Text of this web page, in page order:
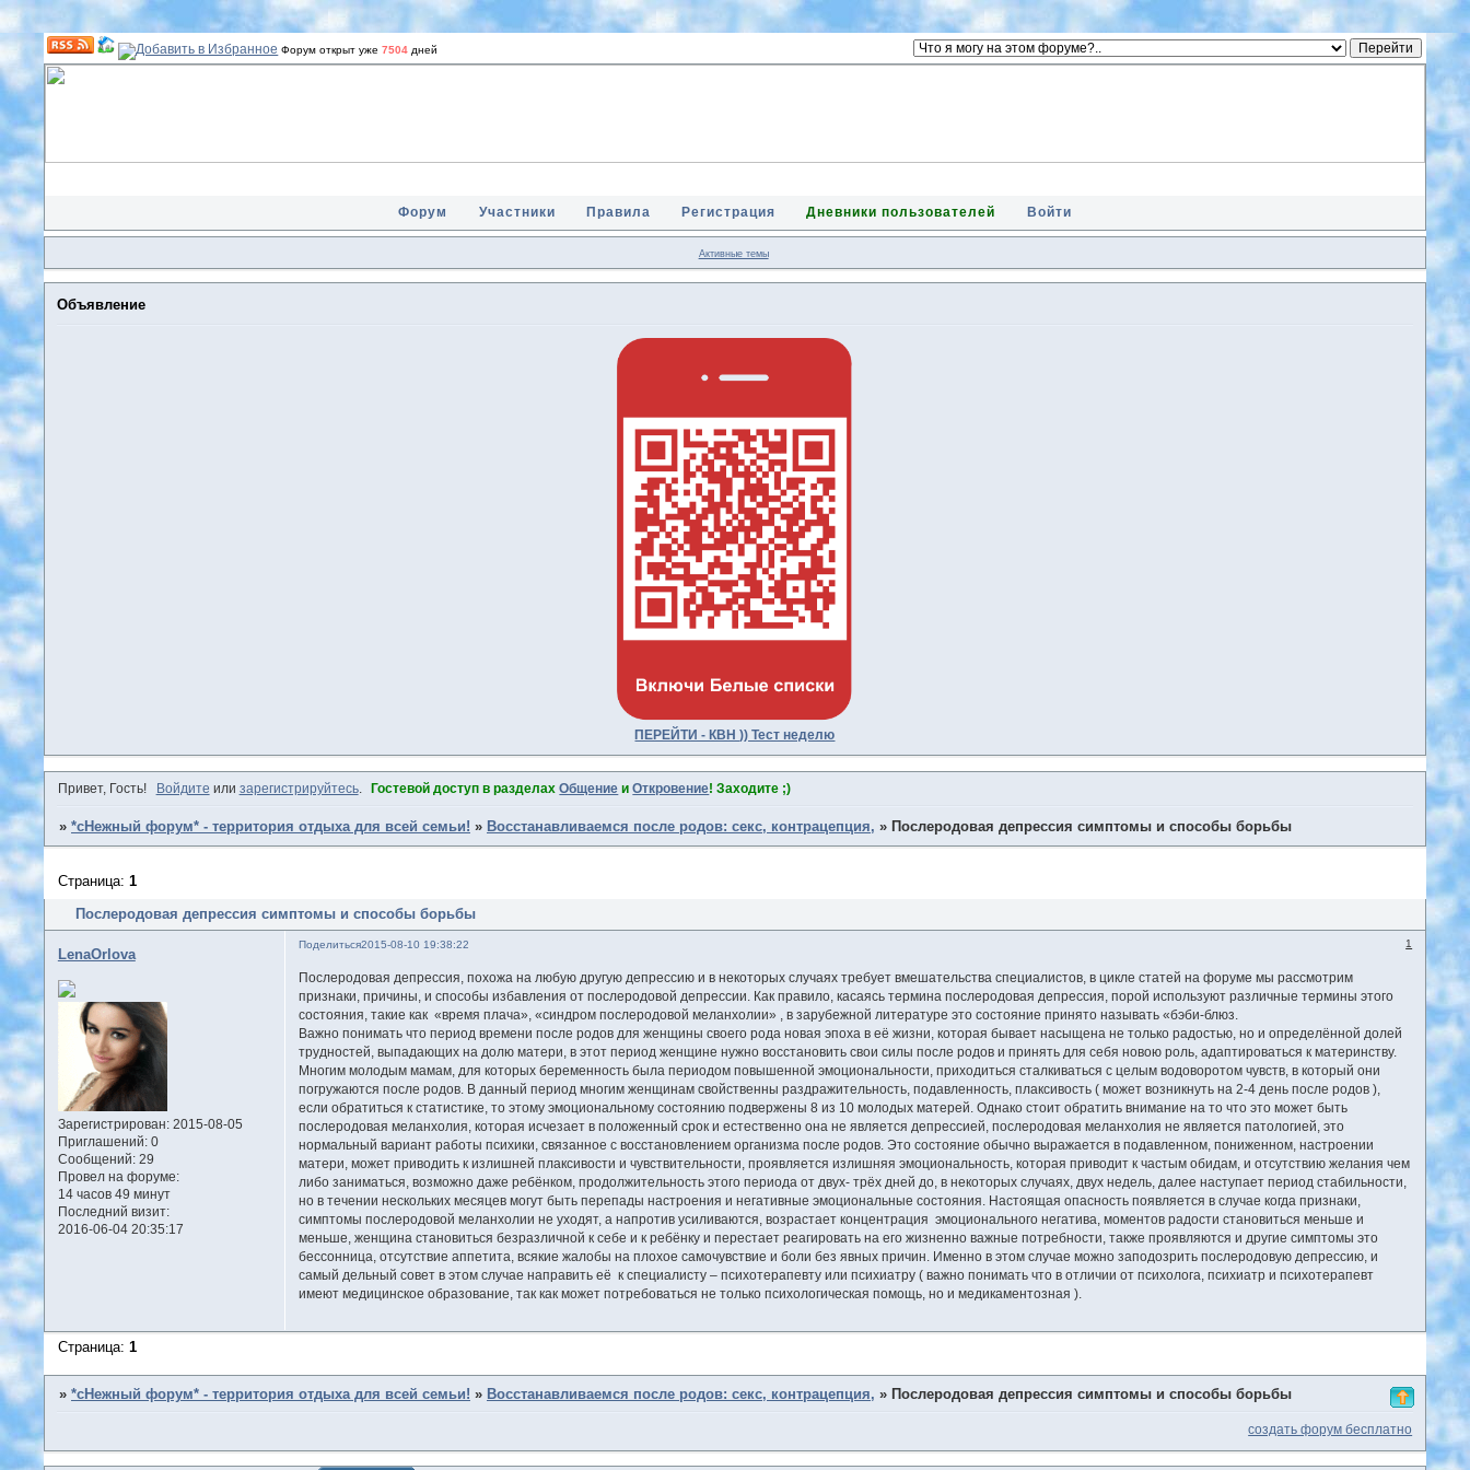
Форум открыт уже7504 дней
Форум Участники Правила Регистрация Дневники пользователей Войти
Активные темы
Объявление
ПЕРЕЙТИ - КВН )) Тест неделю
Привет, Гость! Войдите или зарегистрируйтесь. Гостевой доступ в разделахОбщение иОткровение! Заходите ;)
» *сНежный форум* - территория отдыха для всей семьи! » Восстанавливаемся после родов: секс, контрацепция, » Послеродовая депрессия симптомы и способы борьбы
Послеродовая депрессия симптомы и способы борьбы
Страница: 1
Поделиться 1
2015-08-10 19:38:22
LenaOrlova
Зарегистрирован: 2015-08-05
Приглашений:0
Сообщений:29
Провел на форуме:
14 часов 49 минут
Последний визит:
2016-06-04 20:35:17
Послеродовая депрессия, похожа на любую другую депрессию и в некоторых случаях требует вмешательства специалистов, в цикле статей на форуме мы рассмотрим
признаки, причины, и способы избавления от послеродовой депрессии. Как правило, касаясь термина послеродовая депрессия, порой используют различные термины этого
состояния, такие как «время плача», «синдром послеродовой меланхолии» , в зарубежной литературе это состояние принято называть «бэби-блюз.
Важно понимать что период времени после родов для женщины своего рода новая эпоха в её жизни, которая бывает насыщена не только радостью, но и определённой долей
трудностей, выпадающих на долю матери, в этот период женщине нужно восстановить свои силы после родов и принять для себя новою роль, адаптироваться к материнству.
Многим молодым мамам, для которых беременность была периодом повышенной эмоциональности, приходиться сталкиваться с целым водоворотом чувств, в который они
погружаются после родов. В данный период многим женщинам свойственны раздражительность, подавленность, плаксивость ( может возникнуть на 2-4 день после родов ),
если обратиться к статистике, то этому эмоциональному состоянию подвержены 8 из 10 молодых матерей. Однако стоит обратить внимание на то что это может быть
послеродовая меланхолия, которая исчезает в положенный срок и естественно она не является депрессией, послеродовая меланхолия не является патологией, это
нормальный вариант работы психики, связанное с восстановлением организма после родов. Это состояние обычно выражается в подавленном, пониженном, настроении
матери, может приводить к излишней плаксивости и чувствительности, проявляется излишняя эмоциональность, которая приводит к частым обидам, и отсутствию желания чем
либо заниматься, возможно даже ребёнком, продолжительность этого периода от двух- трёх дней до, в некоторых случаях, двух недель, далее наступает период стабильности,
но в течении нескольких месяцев могут быть перепады настроения и негативные эмоциональные состояния. Настоящая опасность появляется в случае когда признаки,
симптомы послеродовой меланхолии не уходят, а напротив усиливаются, возрастает концентрация эмоционального негатива, моментов радости становиться меньше и
меньше, женщина становиться безразличной к себе и к ребёнку и перестает реагировать на его жизненно важные потребности, также проявляются и другие симптомы это
бессонница, отсутствие аппетита, всякие жалобы на плохое самочувствие и боли без явных причин. Именно в этом случае можно заподозрить послеродовую депрессию, и
самый дельный совет в этом случае направить её к специалисту – психотерапевту или психиатру ( важно понимать что в отличии от психолога, психиатр и психотерапевт
имеют медицинское образование, так как может потребоваться не только психологическая помощь, но и медикаментозная ).
Страница: 1
» *сНежный форум* - территория отдыха для всей семьи! » Восстанавливаемся после родов: секс, контрацепция, » Послеродовая депрессия симптомы и способы борьбы
создать форум бесплатно